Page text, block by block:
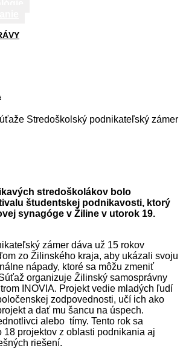
Stredoškolský podnikateľský zámer
stredoškolákov bolo
študentskej podnikavosti, ktorý
synagóge v Žiline v utorok 19.
zámer dáva už 15 rokov
zo Žilinského kraja, aby ukázali svoju
nápady, ktoré sa môžu zmeniť
organizuje Žilinský samosprávny
INOVIA. Projekt vedie mladých ľudí
zodpovednosti, učí ich ako
a dať mu šancu na úspech.
alebo tímy. Tento rok sa
projektov z oblasti podnikania aj
riešení.